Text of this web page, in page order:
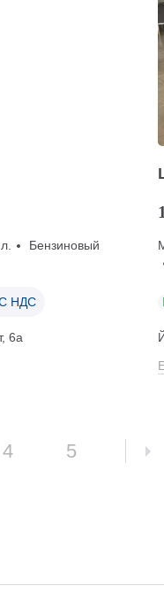
Бензиновый
НДС
6а
4 5